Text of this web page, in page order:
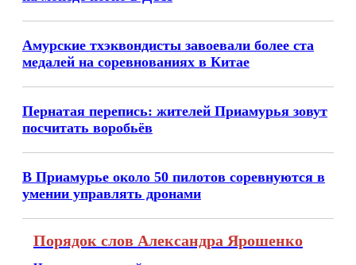
Амурские тхэквондисты завоевали более ста
медалей на соревнованиях в Китае
Пернатая перепись: жителей Приамурья зовут
посчитать воробьёв
В Приамурье около 50 пилотов соревнуются в
умении управлять дронами
Порядок слов Александра Ярошенко